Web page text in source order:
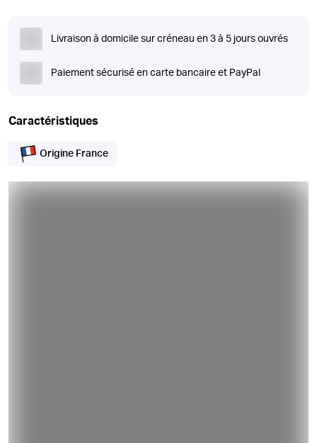
Livraison à domicile sur créneau en 3 à 5 jours ouvrés
Paiement sécurisé en carte bancaire et PayPal
Caractéristiques
Origine France